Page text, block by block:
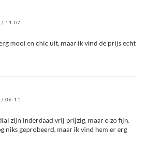
/ 11:07
mooi en chic uit, maar ik vind de prijs echt
/ 06:11
zijn inderdaad vrij prijzig, maar o zo fijn.
niks geprobeerd, maar ik vind hem er erg